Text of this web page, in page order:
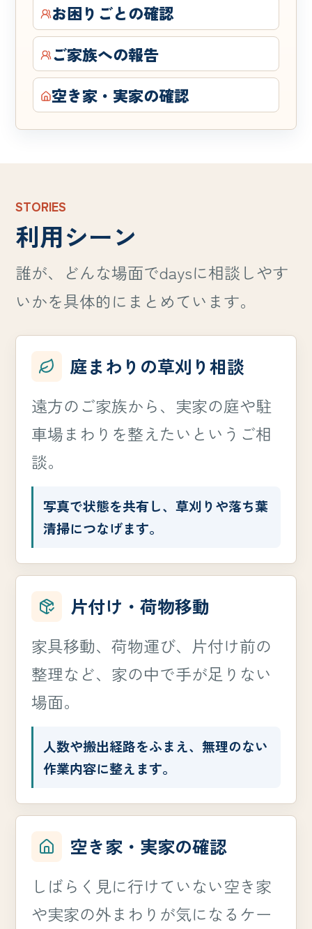
お困りごとの確認
ご家族への報告
空き家・実家の確認
STORIES
利用シーン
誰が、どんな場面でdaysに相談しやす
いかを具体的にまとめています。
庭まわりの草刈り相談
遠方のご家族から、実家の庭や駐
車場まわりを整えたいというご相
談。
写真で状態を共有し、草刈りや落ち葉
清掃につなげます。
片付け・荷物移動
家具移動、荷物運び、片付け前の
整理など、家の中で手が足りない
場面。
人数や搬出経路をふまえ、無理のない
作業内容に整えます。
空き家・実家の確認
しばらく見に行けていない空き家
や実家の外まわりが気になるケー